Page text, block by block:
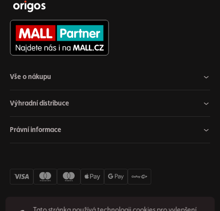
Vše o nákupu
Výhradní distribuce
Právní informace